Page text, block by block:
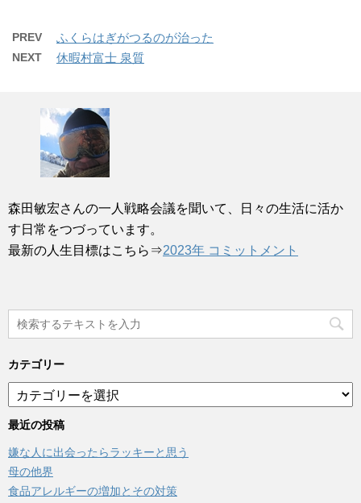
PREV ふくらはぎがつるのが治った
NEXT 休暇村富士 泉質
森田敏宏さんの一人戦略会議を聞いて、日々の生活に活か
す日常をつづっています。
最新の人生目標はこちら⇒2023年 コミットメント
カテゴリー
テ
ゴ
ー
最近の投稿
嫌な人に出会ったらラッキーと思う
母の他界
食品アレルギーの増加とその対策